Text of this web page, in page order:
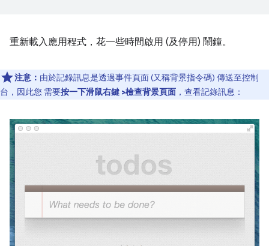
重新載入應用程式，花一些時間啟用 (及停用) 鬧鐘。
注意： 由於記錄訊息是透過事件頁面 (又稱背景指令碼) 傳送至控制
台，因此您 需要按一下滑鼠右鍵 >檢查背景頁面 ，查看記錄訊息：